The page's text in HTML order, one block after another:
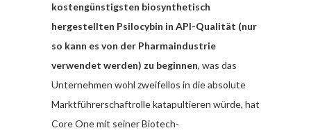
kostengünstigsten biosynthetisch
hergestellten Psilocybin in API-Qualität (nur
so kann es von der Pharmaindustrie
verwendet werden) zu beginnen, was das
Unternehmen wohl zweifellos in die absolute
Marktführerschaftrolle katapultieren würde, hat
Core One mit seiner Biotech-